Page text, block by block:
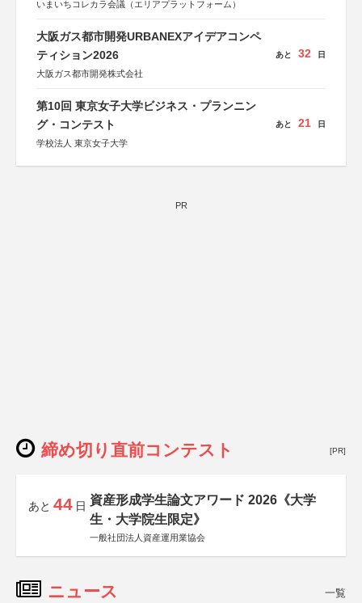
いまいちコレカラ会議（エリアプラットフォーム）
大阪ガス都市開発URBANEXアイデアコンペ
ティション2026
大阪ガス都市開発株式会社
あと 32 日
第10回 東京女子大学ビジネス・プランニン
グ・コンテスト
学校法人 東京女子大学
あと 21 日
PR
締め切り直前コンテスト [PR]
あと 44 日 資産形成学生論文アワード 2026《大学
生・大学院生限定》
一般社団法人資産運用業協会
ニュース 一覧